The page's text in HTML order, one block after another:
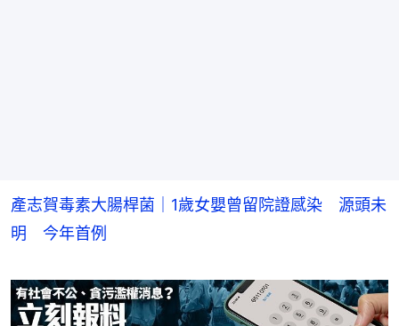
產志賀毒素大腸桿菌｜1歲女嬰曾留院證感染 源頭未
明 今年首例